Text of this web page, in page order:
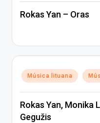
Rokas Yan – Oras
Posted
in
Música lituana
Rokas Yan, Monika
Gegužis